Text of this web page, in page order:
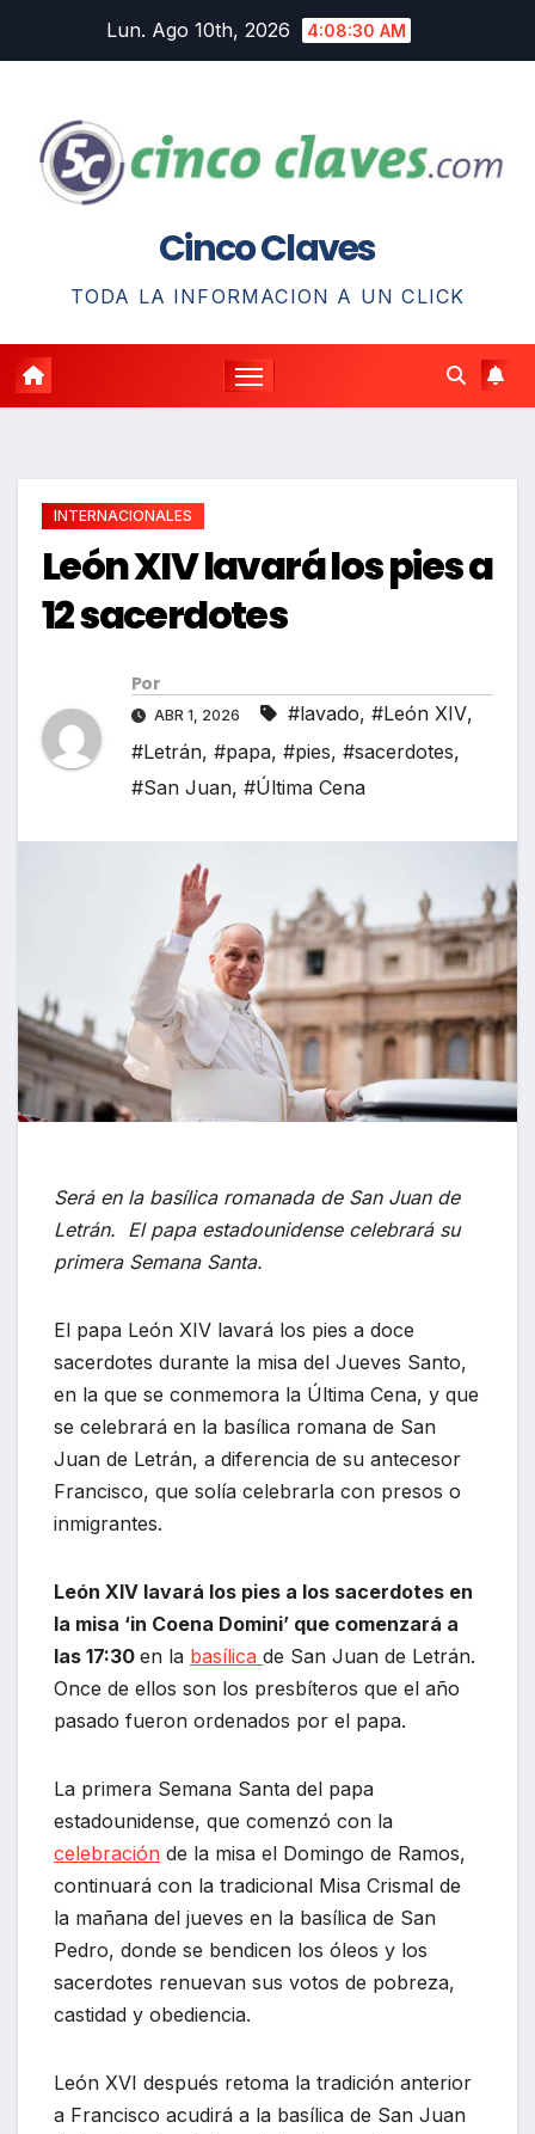
Lun. Ago 10th, 2026 4:08:31 AM
Cinco Claves
TODA LA INFORMACION A UN CLICK
INTERNACIONALES
León XIV lavará los pies a
12 sacerdotes
Por
ABR 1, 2026 #lavado, #León XIV,
#Letrán, #papa, #pies, #sacerdotes,
#San Juan, #Última Cena
Será en la basílica romanada de San Juan de
Letrán. El papa estadounidense celebrará su
primera Semana Santa.
El papa León XIV lavará los pies a doce
sacerdotes durante la misa del Jueves Santo,
en la que se conmemora la Última Cena, y que
se celebrará en la basílica romana de San
Juan de Letrán, a diferencia de su antecesor
Francisco, que solía celebrarla con presos o
inmigrantes.
León XIV lavará los pies a los sacerdotes en
la misa ‘in Coena Domini’ que comenzará a
las 17:30 en la basílica de San Juan de Letrán.
Once de ellos son los presbíteros que el año
pasado fueron ordenados por el papa.
La primera Semana Santa del papa
estadounidense, que comenzó con la
celebración de la misa el Domingo de Ramos,
continuará con la tradicional Misa Crismal de
la mañana del jueves en la basílica de San
Pedro, donde se bendicen los óleos y los
sacerdotes renuevan sus votos de pobreza,
castidad y obediencia.
León XVI después retoma la tradición anterior
a Francisco acudirá a la basílica de San Juan